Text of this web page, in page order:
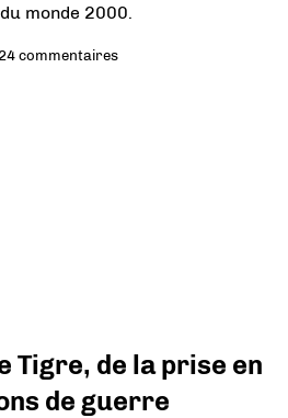
monde 2000.
24 commentaires
Tigre, de la prise en
de guerre